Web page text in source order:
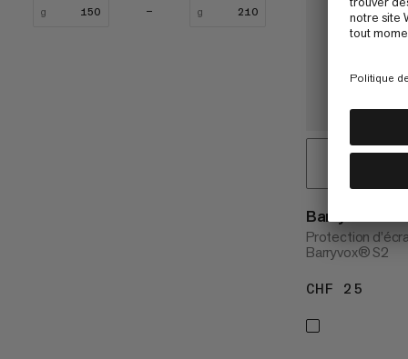
g g
Barryvox
Protection
Barryvox® S2
CHF 25